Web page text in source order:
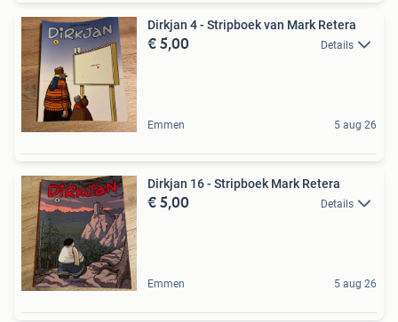
Dirkjan 4 - Stripboek van Mark Retera
€ 5,00 Details
Emmen 5 aug 26
Dirkjan 16 - Stripboek Mark Retera
€ 5,00 Details
Emmen 5 aug 26